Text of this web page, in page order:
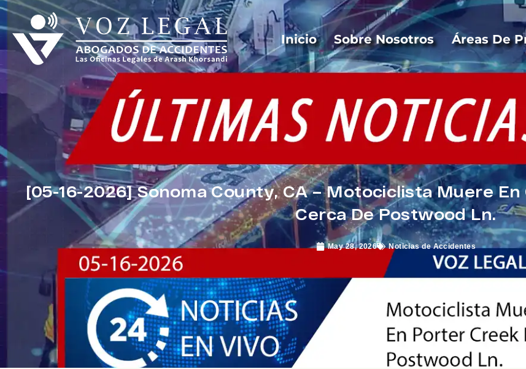
Inicio Sobre Nosotros Áreas De
[05-16-2026] Sonoma County, CA – Motociclista Muere
Cerca De Postwood Ln.
May 28, 2026 Noticias de Accidentes